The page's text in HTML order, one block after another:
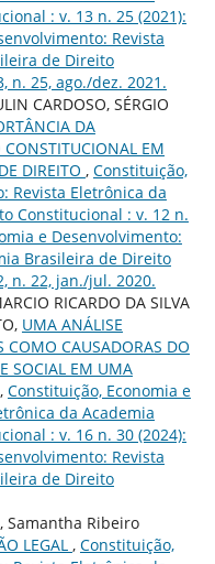
: v. 13 n. 25 (2021):
Revista
de Direito
n. 25, ago./dez. 2021.
CARDOSO, SÉRGIO
DA
CONSTITUCIONAL EM
DIREITO , Constituição,
Revista Eletrônica da
Constitucional : v. 12 n.
e Desenvolvimento:
Brasileira de Direito
n. 22, jan./jul. 2020.
RICARDO DA SILVA
UMA ANÁLISE
COMO CAUSADORAS DO
SOCIAL EM UMA
, Constituição, Economia e
da Academia
: v. 16 n. 30 (2024):
Revista
de Direito
Samantha Ribeiro
LEGAL , Constituição,